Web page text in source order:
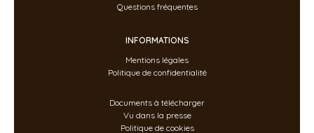
Questions fréquentes
INFORMATIONS
Mentions légales
Politique de confidentialité
Documents à télécharger
Vu dans la presse
Politique de cookies